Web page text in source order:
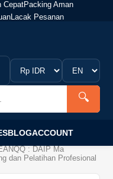
CepatPacking Aman
Lacak Pesanan
🔍
BLOGACCOUNT
: DAIP Ma
dan Pelatihan Profesional